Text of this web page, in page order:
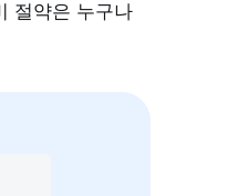
절약은 누구나